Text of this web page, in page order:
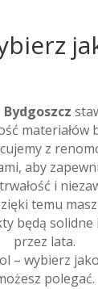
materiałów
z
aby
i
temu
będą solidne
przez lata.
– wybierz
polegać.